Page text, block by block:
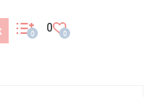
0 0 0